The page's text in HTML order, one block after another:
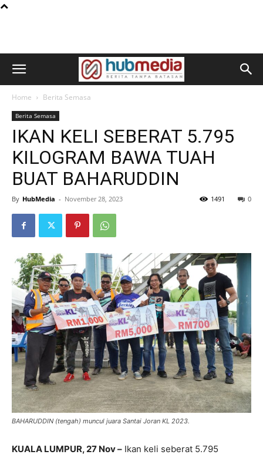
Home Berita Semasa
Berita Semasa
IKAN KELI SEBERAT 5.795
KILOGRAM BAWA TUAH
BUAT BAHARUDDIN
By HubMedia - November 28, 2023 0
1491
BAHARUDDIN (tengah) muncul juara Santai Joran KL 2023.
KUALA LUMPUR, 27 Nov – Ikan keli seberat 5.795